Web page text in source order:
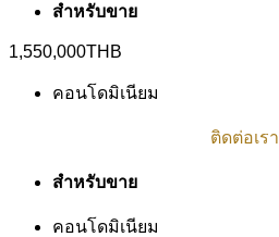
สำหรับขาย
1,550,000THB
คอนโดมิเนียม
ติดต่อเรา
สำหรับขาย
คอนโดมิเนียม